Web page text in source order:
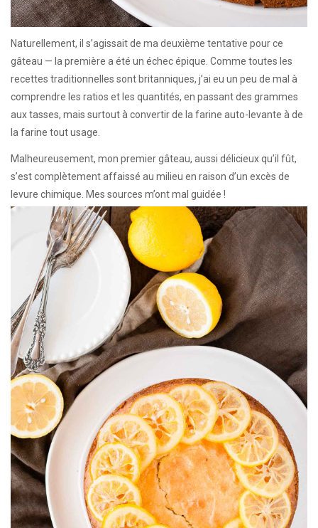
Naturellement, il s’agissait de ma deuxième tentative pour ce
gâteau — la première a été un échec épique. Comme toutes les
recettes traditionnelles sont britanniques, j’ai eu un peu de mal à
comprendre les ratios et les quantités, en passant des grammes
aux tasses, mais surtout à convertir de la farine auto-levante à de
la farine tout usage.
Malheureusement, mon premier gâteau, aussi délicieux qu’il fût,
s’est complètement affaissé au milieu en raison d’un excès de
levure chimique. Mes sources m’ont mal guidée !